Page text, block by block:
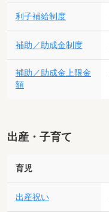
利子補給制度
補助／助成金制度
補助／助成金上限金
額
出産・子育て
育児
出産祝い